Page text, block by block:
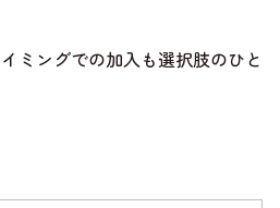
ミングでの加入も選択肢のひと